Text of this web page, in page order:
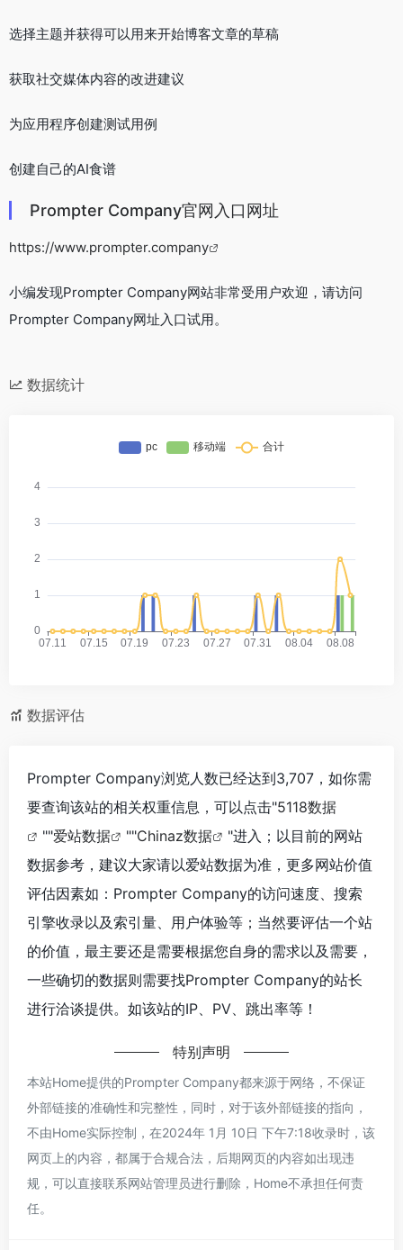
选择主题并获得可以用来开始博客文章的草稿
获取社交媒体内容的改进建议
为应用程序创建测试用例
创建自己的AI食谱
Prompter Company官网入口网址
https://www.prompter.company
小编发现Prompter Company网站非常受用户欢迎，请访问
Prompter Company网址入口试用。
数据统计
数据评估
Prompter Company浏览人数已经达到3,707，如你需
要查询该站的相关权重信息，可以点击"5118数据
""爱站数据 ""Chinaz数据
"进入；以目前的网站
数据参考，建议大家请以爱站数据为准，更多网站价值
评估因素如：Prompter Company的访问速度、搜索
引擎收录以及索引量、用户体验等；当然要评估一个站
的价值，最主要还是需要根据您自身的需求以及需要，
一些确切的数据则需要找Prompter Company的站长
进行洽谈提供。如该站的IP、PV、跳出率等！
特别声明
本站Home提供的Prompter Company都来源于网络，不保证
外部链接的准确性和完整性，同时，对于该外部链接的指向，
不由Home实际控制，在2024年 1月 10日 下午7:18收录时，该
网页上的内容，都属于合规合法，后期网页的内容如出现违
规，可以直接联系网站管理员进行删除，Home不承担任何责
任。